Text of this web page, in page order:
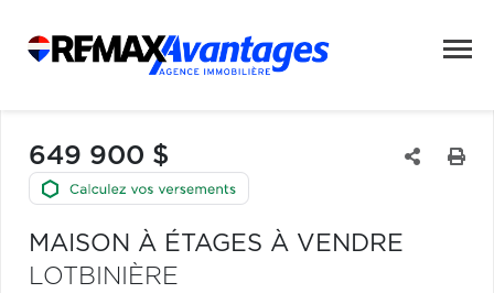
649 900 $
MAISON À ÉTAGES À VENDRE
LOTBINIÈRE